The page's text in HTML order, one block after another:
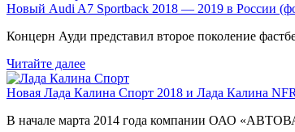
Новый Audi A7 Sportback 2018 — 2019 в России
Концерн Ауди представил второе поколение
Читайте далее
Новая Лада Калина Спорт 2018 и Лада Калина
В начале марта 2014 года компании ОАО